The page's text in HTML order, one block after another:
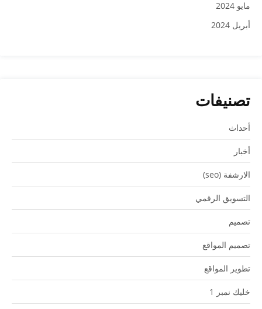
مايو 2024
أبريل 2024
تصنيفات
أحداث
أخبار
الارشفة (seo)
التسويق الرقمي
تصميم
تصميم المواقع
تطوير المواقع
خليك نمبر 1